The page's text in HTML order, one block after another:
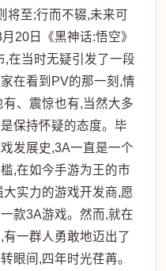
将至;行而不辍,未来可
20日《黑神话:悟空》
,在当时无疑引发了一段
在看到PV的那一刻,情
、震惊也有,当然大多
保持怀疑的态度。毕
发展史,3A一直是一个
,在如今手游为王的市
实力的游戏开发商,愿
款3A游戏。然而,就在
一群人勇敢地迈出了
眼间,四年时光荏苒。